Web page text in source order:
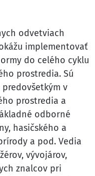
odvetviach
implementovať
do celého cyklu
prostredia. Sú
v
prostredia a
odborné
hasičského a
a pod. Vedia
vývojárov,
znalcov pri